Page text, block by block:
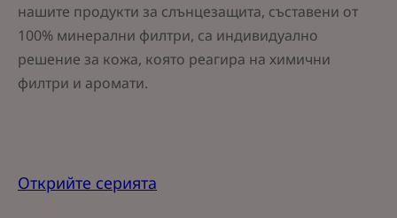
нашите продукти за слънцезащита, съставени от
100% минерални филтри, са индивидуално
решение за кожа, която реагира на химични
филтри и аромати.
Открийте серията